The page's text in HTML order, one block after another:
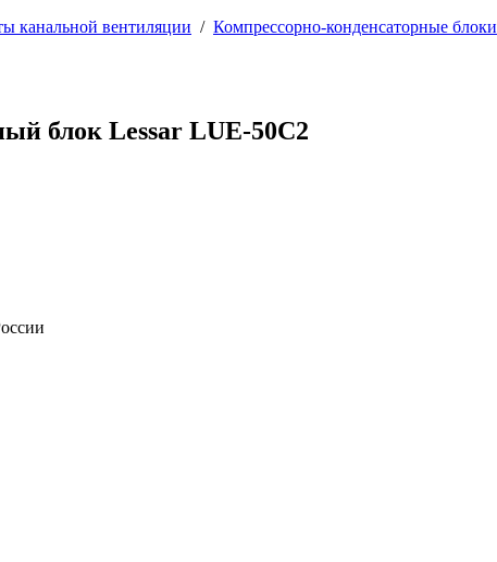
канальной вентиляции / Компрессорно-конденсаторные блоки
блок Lessar LUE-50C2